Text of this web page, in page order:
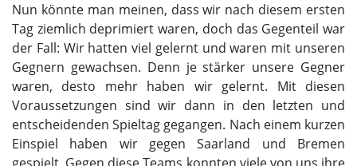
Nun könnte man meinen, dass wir nach diesem ersten
Tag ziemlich deprimiert waren, doch das Gegenteil war
der Fall: Wir hatten viel gelernt und waren mit unseren
Gegnern gewachsen. Denn je stärker unsere Gegner
waren, desto mehr haben wir gelernt. Mit diesen
Voraussetzungen sind wir dann in den letzten und
entscheidenden Spieltag gegangen. Nach einem kurzen
Einspiel haben wir gegen Saarland und Bremen